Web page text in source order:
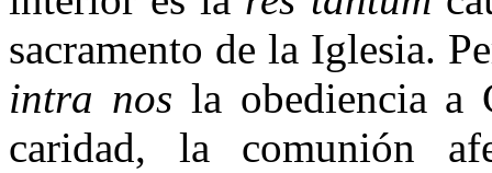
sacramento de la Iglesia.
intra nos la obediencia a
caridad, la comunión